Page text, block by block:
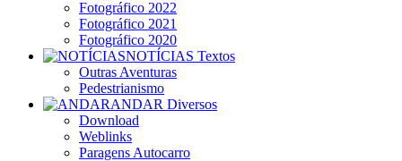
Fotográfico 2022
Fotográfico 2021
Fotográfico 2020
NOTÍCIAS Textos
Outras Aventuras
Pedestrianismo
ANDAR Diversos
Download
Weblinks
Paragens Autocarro